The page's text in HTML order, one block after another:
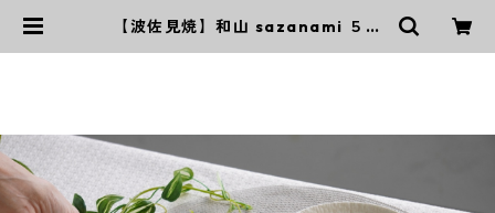
【波佐見焼】和山 sazanami ５寸